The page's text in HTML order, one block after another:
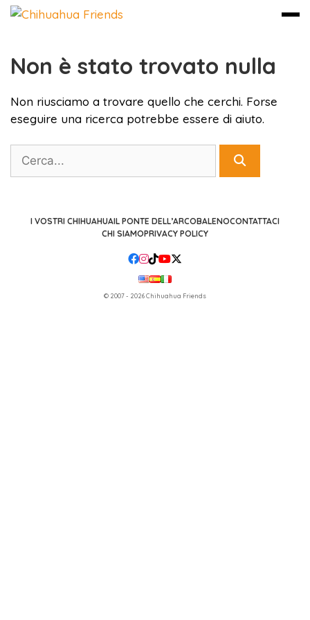
Vai
contenuto
Non è stato trovato nulla
Non riusciamo a trovare quello che cerchi. Forse
eseguire una ricerca potrebbe essere di aiuto.
Cerca
I VOSTRI CHIHUAHUAIL PONTE DELL’ARCOBALENOCONTATTACI
CHI SIAMOPRIVACY POLICY
© 2007 - 2026 Chihuahua Friends